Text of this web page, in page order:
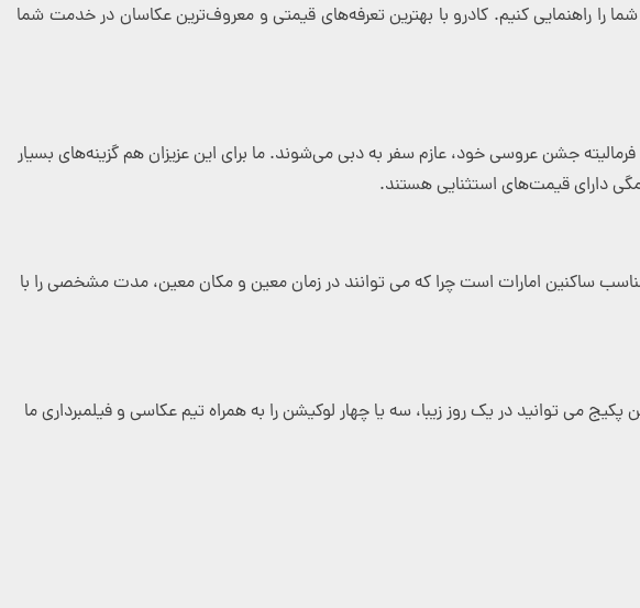
را راهنمایی کنیم. کادرو با بهترین تعرفه‌های قیمتی و معروف‌ترین عکاسان در خدمت شما
جشن عروسی خود، عازم سفر به دبی می‌شوند. ما برای این عزیزان هم گزینه‌های بسیار
دارای قیمت‌های استثنایی هستند.
ساکنین امارات است چرا که می توانند در زمان معین و مکان معین، مدت مشخصی را با
توانید در یک روز زیبا، سه یا چهار لوکیشن را به همراه تیم عکاسی و فیلمبرداری ما